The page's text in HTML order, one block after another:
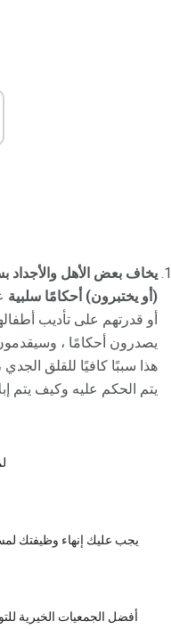
يخاف بعض الأهل والأجداد
(أو يختبرون) أحكامًا سلبية
أو قدرتهم على تأديب
يصدرون أحكامًا ،
هذا سببًا كافيًا للقلق
يتم الحكم عليه وكيف يتم
يجب عليك إنهاء وظيفتك
أفضل الجمعيات الخيرية